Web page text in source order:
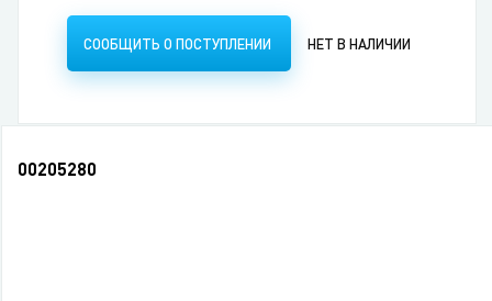
СООБЩИТЬ О ПОСТУПЛЕНИИ НЕТ В НАЛИЧИИ
00205280